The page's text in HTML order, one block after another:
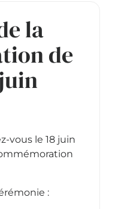
la
de
vous le 18 juin
: